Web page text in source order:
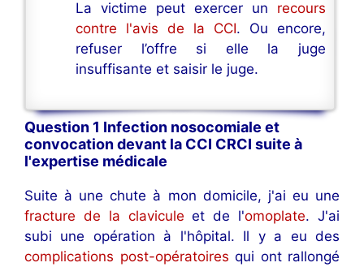
La victime peut exercer un recours
contre l'avis de la CCI. Ou encore,
refuser l’offre si elle la juge
insuffisante et saisir le juge.
Question 1 Infection nosocomiale et
convocation devant la CCI CRCI suite à
l'expertise médicale
Suite à une chute à mon domicile, j'ai eu une
fracture de la clavicule et de l'omoplate. J'ai
subi une opération à l'hôpital. Il y a eu des
complications post-opératoires qui ont rallongé